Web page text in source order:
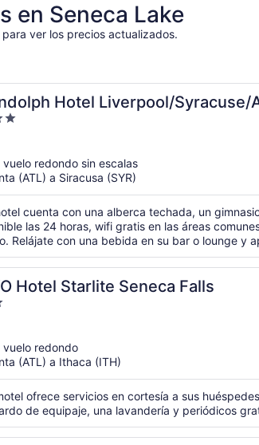
en Seneca Lake
ver los precios actualizados.
Hotel Liverpool/
vuelo redondo sin escalas
(ATL) a Siracusa (SYR)
cuenta con una alberca techada, un
las 24 horas, wifi gratis en las áreas
Relájate con una bebida en su bar o lounge y
Hotel Starlite Seneca Falls
vuelo redondo
(ATL) a Ithaca (ITH)
ofrece servicios en cortesía a sus
de equipaje, una lavandería y periódicos